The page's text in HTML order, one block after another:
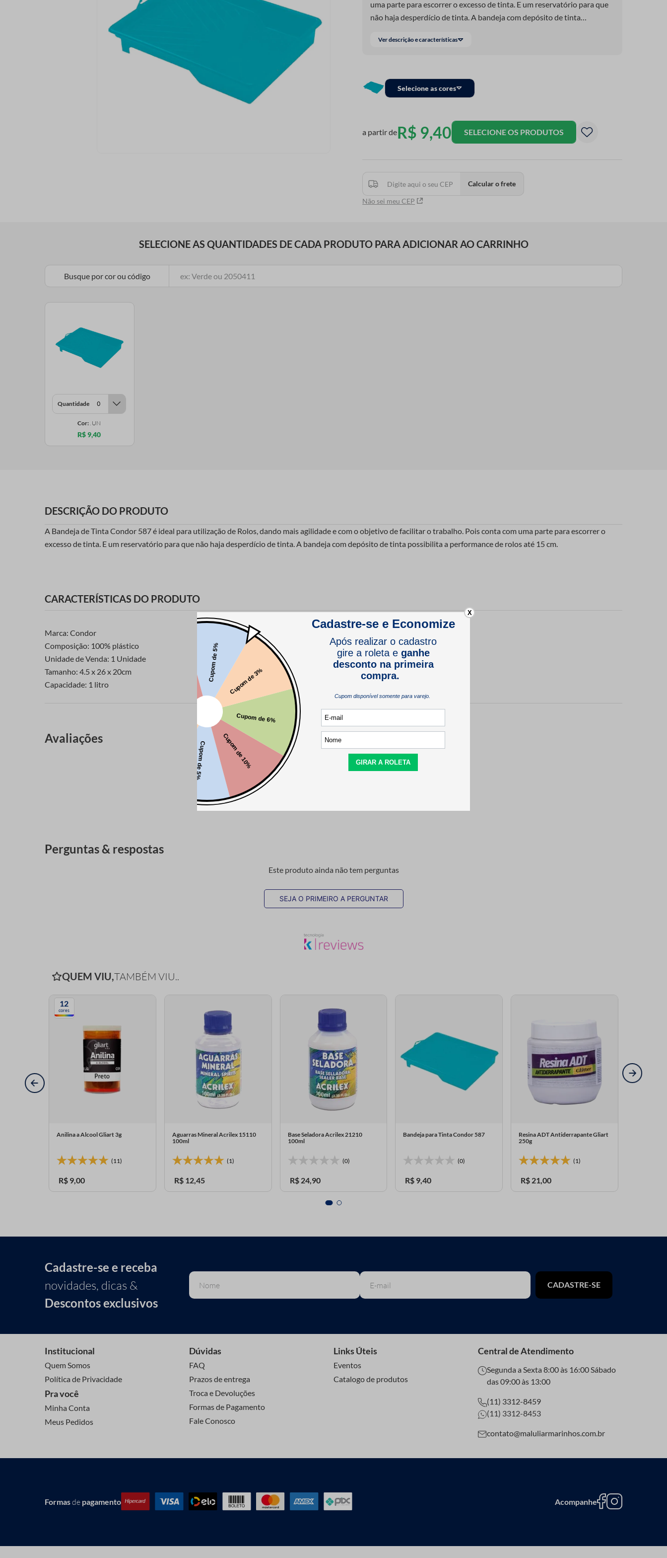
uma parte para escorrer o excesso de tinta. E um reservatório para que
não haja desperdício de tinta. A bandeja com depósito de tinta
Ver descrição e características
Selecione as cores
a partir deR$ 9,40 SELECIONE OS PRODUTOS
Não sei meu CEP
Calcular o frete
SELECIONE AS QUANTIDADES DE CADA PRODUTO PARA ADICIONAR AO CARRINHO
Busque por cor ou código
Quantidade
Cor: . UN
R$ 9,40
DESCRIÇÃO DO PRODUTO
A Bandeja de Tinta Condor 587 é ideal para utilização de Rolos, dando mais agilidade e com o objetivo de facilitar o trabalho. Pois conta com uma parte para escorrer o
excesso de tinta. E um reservatório para que não haja desperdício de tinta. A bandeja com depósito de tinta possibilita a performance de rolos até 15 cm.
CARACTERÍSTICAS DO PRODUTO
Marca: Condor
Composição: 100% plástico
Unidade de Venda: 1 Unidade
Tamanho: 4.5 x 26 x 20cm
Capacidade: 1 litro
Avaliações
Este produto ainda não tem avaliações
Perguntas & respostas
Este produto ainda não tem perguntas
SEJA O PRIMEIRO A PERGUNTAR
QUEM VIU,TAMBÉM VIU..
12
cores
Anilina a Alcool Gliart 3g
(11)
R$ 9,00
Aguarras Mineral Acrilex 15110
100ml
(1)
R$ 12,45
Base Seladora Acrilex 21210
100ml
(0)
R$ 24,90
Bandeja para Tinta Condor 587
(0)
R$ 9,40
Resina ADT Antiderrapante Gliart
250g
(1)
R$ 21,00
Cadastre-se e receba
novidades, dicas &
Descontos exclusivos
CADASTRE-SE
Institucional
Quem Somos
Política de Privacidade
Pra você
Minha Conta
Meus Pedidos
Dúvidas
FAQ
Prazos de entrega
Troca e Devoluções
Formas de Pagamento
Fale Conosco
Links Úteis
Eventos
Catalogo de produtos
Central de Atendimento
Segunda a Sexta 8:00 às 16:00 Sábado
das 09:00 às 13:00
(11) 3312-8459
(11) 3312-8453
contato@maluliarmarinhos.com.br
Formasde pagamento Acompanhe
X
9º